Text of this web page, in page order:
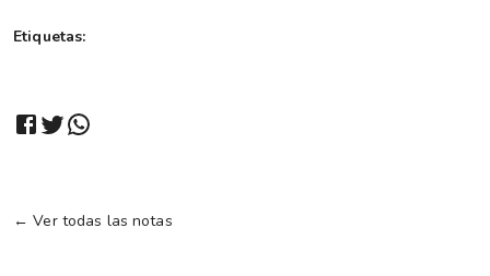
Etiquetas:
← Ver todas las notas